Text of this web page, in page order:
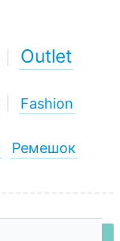
Outlet
Fashion
Ремешок